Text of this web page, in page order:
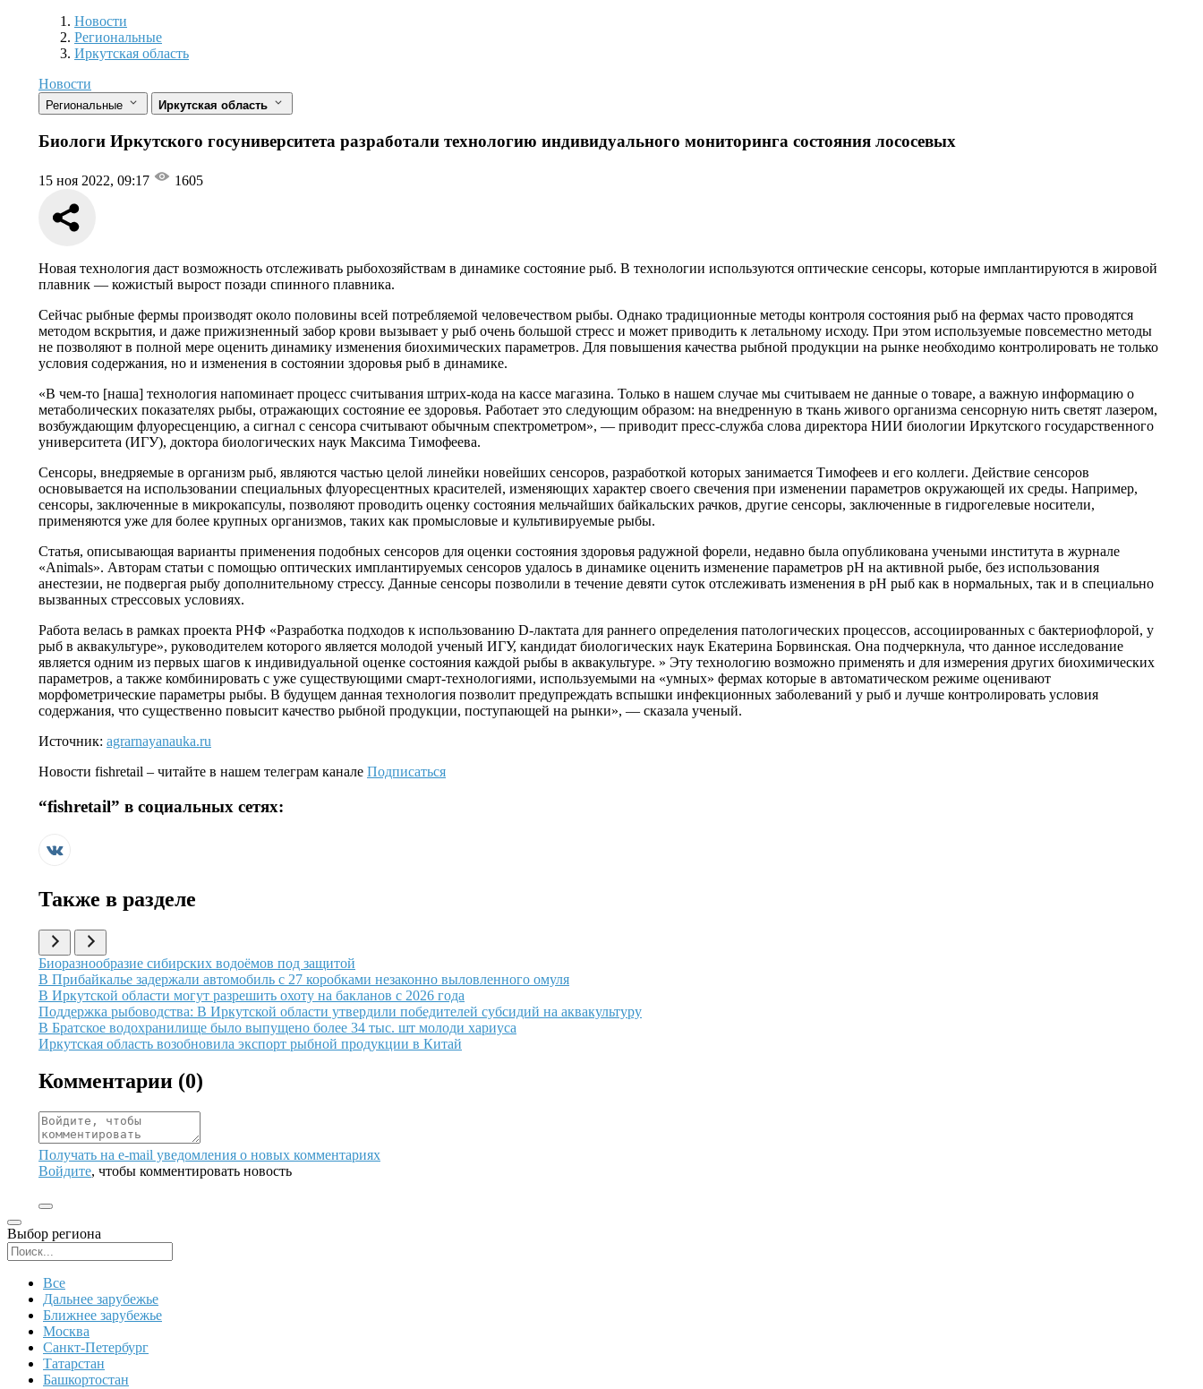
Новости
Разделы
Новости
Региональные
Иркутская область
Новости
Региональные Иркутская область
Биологи Иркутского госуниверситета разработали технологию индивидуального мониторинга состояния лососевых
15 ноя 2022, 09:17 1605
Новая технология даст возможность отслеживать рыбохозяйствам в динамике состояние рыб. В технологии используются оптические сенсоры, которые имплантируются в жировой
плавник — кожистый вырост позади спинного плавника.
Сейчас рыбные фермы производят около половины всей потребляемой человечеством рыбы. Однако традиционные методы контроля состояния рыб на фермах часто проводятся
методом вскрытия, и даже прижизненный забор крови вызывает у рыб очень большой стресс и может приводить к летальному исходу. При этом используемые повсеместно методы
не позволяют в полной мере оценить динамику изменения биохимических параметров. Для повышения качества рыбной продукции на рынке необходимо контролировать не только
условия содержания, но и изменения в состоянии здоровья рыб в динамике.
«В чем-то [наша] технология напоминает процесс считывания штрих-кода на кассе магазина. Только в нашем случае мы считываем не данные о товаре, а важную информацию о
метаболических показателях рыбы, отражающих состояние ее здоровья. Работает это следующим образом: на внедренную в ткань живого организма сенсорную нить светят лазером,
возбуждающим флуоресценцию, а сигнал с сенсора считывают обычным спектрометром», — приводит пресс-служба слова директора НИИ биологии Иркутского государственного
университета (ИГУ), доктора биологических наук Максима Тимофеева.
Сенсоры, внедряемые в организм рыб, являются частью целой линейки новейших сенсоров, разработкой которых занимается Тимофеев и его коллеги. Действие сенсоров
основывается на использовании специальных флуоресцентных красителей, изменяющих характер своего свечения при изменении параметров окружающей их среды. Например,
сенсоры, заключенные в микрокапсулы, позволяют проводить оценку состояния мельчайших байкальских рачков, другие сенсоры, заключенные в гидрогелевые носители,
применяются уже для более крупных организмов, таких как промысловые и культивируемые рыбы.
Статья, описывающая варианты применения подобных сенсоров для оценки состояния здоровья радужной форели, недавно была опубликована учеными института в журнале
«Animals». Авторам статьи с помощью оптических имплантируемых сенсоров удалось в динамике оценить изменение параметров рН на активной рыбе, без использования
анестезии, не подвергая рыбу дополнительному стрессу. Данные сенсоры позволили в течение девяти суток отслеживать изменения в рН рыб как в нормальных, так и в специально
вызванных стрессовых условиях.
Работа велась в рамках проекта РНФ «Разработка подходов к использованию D-лактата для раннего определения патологических процессов, ассоциированных с бактериофлорой, у
рыб в аквакультуре», руководителем которого является молодой ученый ИГУ, кандидат биологических наук Екатерина Борвинская. Она подчеркнула, что данное исследование
является одним из первых шагов к индивидуальной оценке состояния каждой рыбы в аквакультуре. » Эту технологию возможно применять и для измерения других биохимических
параметров, а также комбинировать с уже существующими смарт-технологиями, используемыми на «умных» фермах которые в автоматическом режиме оценивают
морфометрические параметры рыбы. В будущем данная технология позволит предупреждать вспышки инфекционных заболеваний у рыб и лучше контролировать условия
содержания, что существенно повысит качество рыбной продукции, поступающей на рынки», — сказала ученый.
Источник: agrarnayanauka.ru
Новости fishretail – читайте в нашем телеграм канале Подписаться
“fishretail” в социальных сетях:
Также в разделе
Иллюстрация новости
Биоразнообразие сибирских водоёмов под защитой
Иллюстрация новости
В Прибайкалье задержали автомобиль с 27 коробками незаконно выловленного омуля
Иллюстрация новости
В Иркутской области могут разрешить охоту на бакланов с 2026 года
Иллюстрация новости
Поддержка рыбоводства: В Иркутской области утвердили победителей субсидий на аквакультуру
Иллюстрация новости
В Братское водохранилище было выпущено более 34 тыс. шт молоди хариуса
Иллюстрация новости
Иркутская область возобновила экспорт рыбной продукции в Китай
Комментарии (0)
Получать на e‑mail уведомления о новых комментариях
Войдите, чтобы комментировать новость
Выбор региона
Все
Дальнее зарубежье
Ближнее зарубежье
Москва
Санкт-Петербург
Татарстан
Башкортостан